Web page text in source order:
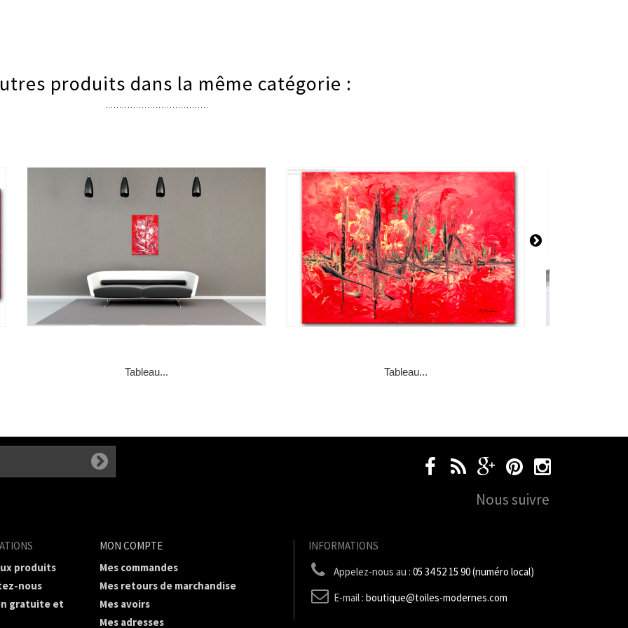
produits dans la même catégorie :
Tableau... Tableau...
Nous suivre
produits
nous
gratuite et
MON COMPTE
Mes commandes
Mes retours de marchandise
Mes avoirs
Mes adresses
INFORMATIONS
Appelez-nous au : 05 34 52 15 90 (numéro local)
E-mail : boutique@toiles-modernes.com